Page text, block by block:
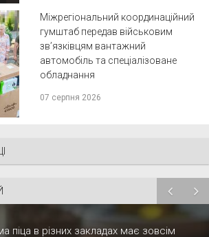
Міжрегіональний координаційний
гумштаб передав військовим
зв’язківцям вантажний
автомобіль та спеціалізоване
обладнання
07 серпня 2026
піца в різних закладах має зовсім